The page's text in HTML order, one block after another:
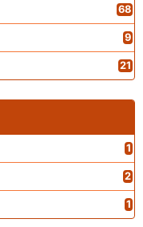
68
9
21
1
2
1